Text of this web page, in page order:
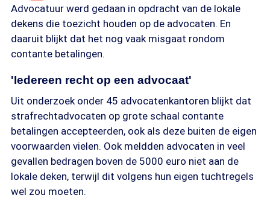
Advocatuur werd gedaan in opdracht van de lokale
dekens die toezicht houden op de advocaten. En
daaruit blijkt dat het nog vaak misgaat rondom
contante betalingen.
'Iedereen recht op een advocaat'
Uit onderzoek onder 45 advocatenkantoren blijkt dat
strafrechtadvocaten op grote schaal contante
betalingen accepteerden, ook als deze buiten de eigen
voorwaarden vielen. Ook meldden advocaten in veel
gevallen bedragen boven de 5000 euro niet aan de
lokale deken, terwijl dit volgens hun eigen tuchtregels
wel zou moeten.